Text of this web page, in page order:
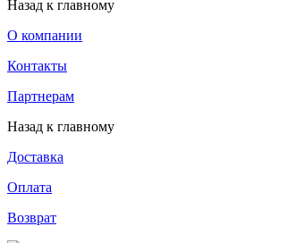
Назад к главному
О компании
Контакты
Партнерам
Назад к главному
Доставка
Оплата
Возврат